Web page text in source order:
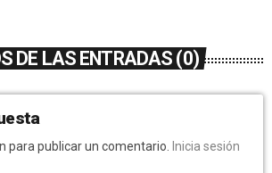
DE LAS ENTRADAS (0)
para publicar un comentario.
Inicia sesión